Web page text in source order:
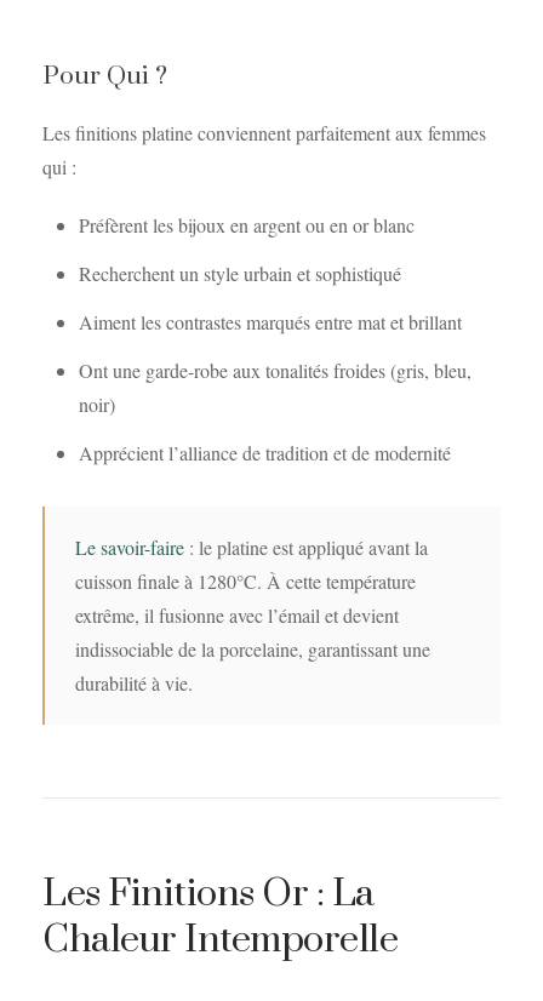
Pour Qui ?
Les finitions platine conviennent parfaitement aux femmes
qui :
Préfèrent les bijoux en argent ou en or blanc
Recherchent un style urbain et sophistiqué
Aiment les contrastes marqués entre mat et brillant
Ont une garde-robe aux tonalités froides (gris, bleu,
noir)
Apprécient l’alliance de tradition et de modernité
Le savoir-faire : le platine est appliqué avant la
cuisson finale à 1280°C. À cette température
extrême, il fusionne avec l’émail et devient
indissociable de la porcelaine, garantissant une
durabilité à vie.
Les Finitions Or : La
Chaleur Intemporelle